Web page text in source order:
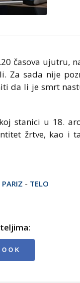
časova ujutru,
Za sada nije
da li je smrt
stanici u 18.
žrtve, kao i
PARIZ - TELO